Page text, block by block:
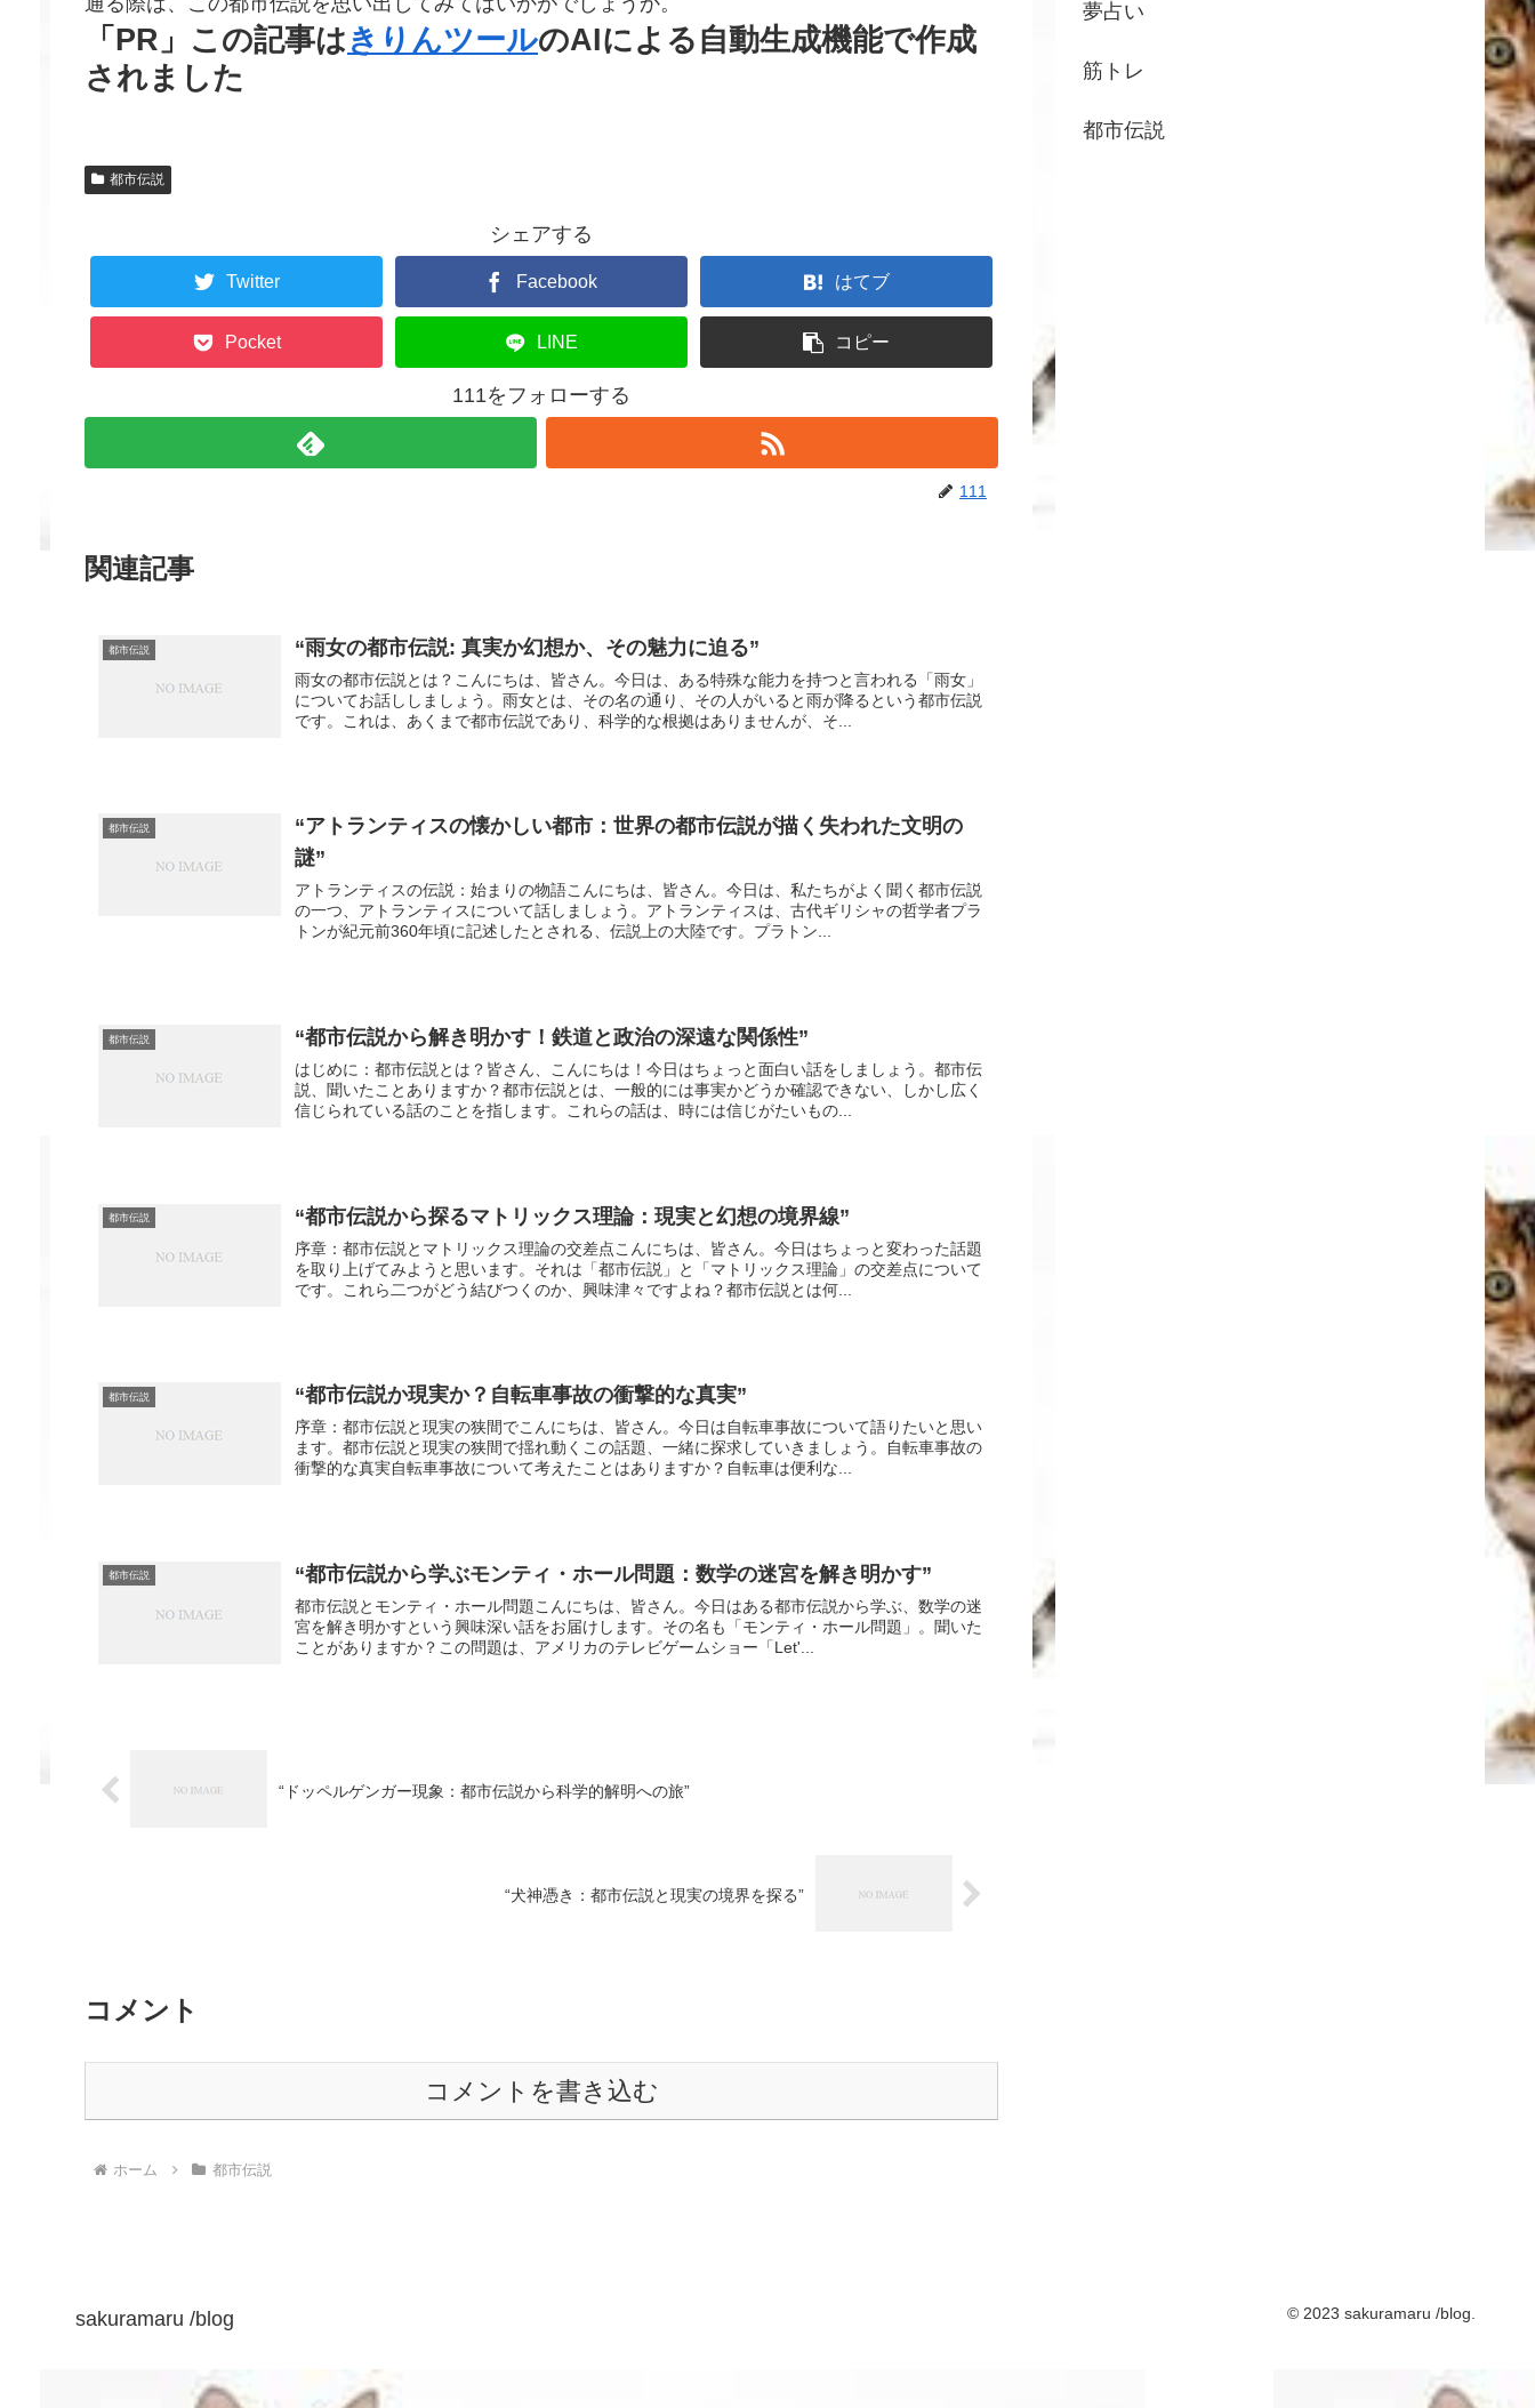
「PR」この記事は きりんツールのAIによる自動生成機能で作成
されました
都市伝説
シェアする
Twitter Facebook はてブ
Pocket LINE コピー
111をフォローする
111
関連記事
都市伝説 “雨女の都市伝説: 真実か幻想か、その魅力に迫る”
雨女の都市伝説とは？こんにちは、皆さん。今日は、ある特殊な能力を持つと言われる「雨女」
についてお話ししましょう。雨女とは、その名の通り、その人がいると雨が降るという都市伝説
です。これは、あくまで都市伝説であり、科学的な根拠はありませんが、そ...
都市伝説
“アトランティスの懐かしい都市：世界の都市伝説が描く失われた文明の
謎”
アトランティスの伝説：始まりの物語こんにちは、皆さん。今日は、私たちがよく聞く都市伝説
の一つ、アトランティスについて話しましょう。アトランティスは、古代ギリシャの哲学者プラ
トンが紀元前360年頃に記述したとされる、伝説上の大陸です。プラトン...
都市伝説 “都市伝説から解き明かす！鉄道と政治の深遠な関係性”
はじめに：都市伝説とは？皆さん、こんにちは！今日はちょっと面白い話をしましょう。都市伝
説、聞いたことありますか？都市伝説とは、一般的には事実かどうか確認できない、しかし広く
信じられている話のことを指します。これらの話は、時には信じがたいもの...
都市伝説 “都市伝説から探るマトリックス理論：現実と幻想の境界線”
序章：都市伝説とマトリックス理論の交差点こんにちは、皆さん。今日はちょっと変わった話題
を取り上げてみようと思います。それは「都市伝説」と「マトリックス理論」の交差点について
です。これら二つがどう結びつくのか、興味津々ですよね？都市伝説とは何...
都市伝説 “都市伝説か現実か？自転車事故の衝撃的な真実”
序章：都市伝説と現実の狭間でこんにちは、皆さん。今日は自転車事故について語りたいと思い
ます。都市伝説と現実の狭間で揺れ動くこの話題、一緒に探求していきましょう。自転車事故の
衝撃的な真実自転車事故について考えたことはありますか？自転車は便利な...
都市伝説 “都市伝説から学ぶモンティ・ホール問題：数学の迷宮を解き明かす”
都市伝説とモンティ・ホール問題こんにちは、皆さん。今日はある都市伝説から学ぶ、数学の迷
宮を解き明かすという興味深い話をお届けします。その名も「モンティ・ホール問題」。聞いた
ことがありますか？この問題は、アメリカのテレビゲームショー「Let'...
“ドッペルゲンガー現象：都市伝説から科学的解明への旅”
“犬神憑き：都市伝説と現実の境界を探る”
コメント
コメントを書き込む
ホーム 都市伝説
夢占い
筋トレ
都市伝説
sakuramaru /blog © 2023 sakuramaru /blog.